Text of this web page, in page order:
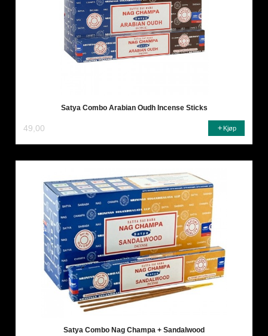
Satya Combo Arabian Oudh Incense Sticks
49,00 Kjøp
Satya Combo Nag Champa + Sandalwood